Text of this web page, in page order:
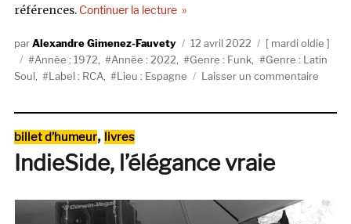
références. Continuer la lecturede « Barrabás, Barrabás (1972,
AuteurAlexandre Gimenez-Fauvety
Publié
le
12 avril 2022 Catégories
mardi oldie
Étiquettes
Année : 1972 Année : 2022 Genre : Funk
Genre : Latin
Soul
Label : RCA Lieu : Espagne Laisser un commentaire
Catégories
billet d’humeur, livres
IndieSide, l’élégance vraie